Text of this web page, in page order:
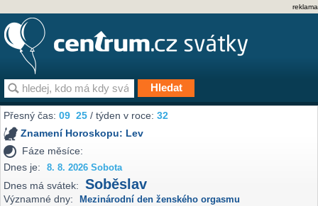
reklama
Přesný čas:09 25 / týden v roce:32
Znamení Horoskopu: Lev
Fáze měsíce:
Dnes je:
8. 8. 2026 Sobota
Dnes má svátek: Soběslav
Významné dny: Mezinárodní den ženského orgasmu